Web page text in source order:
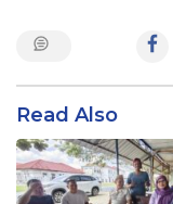
Read Also